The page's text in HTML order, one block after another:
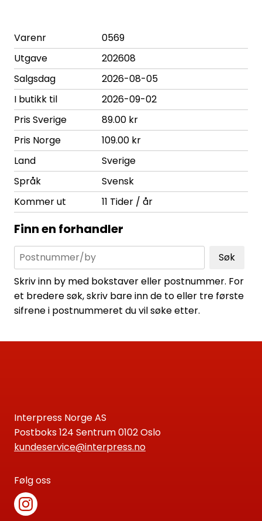
Varenr
0569
Utgave
202608
Salgsdag
2026-08-05
I butikk til
2026-09-02
Pris Sverige
89.00 kr
Pris Norge
109.00 kr
Land
Sverige
Språk
Svensk
Kommer ut
11 Tider / år
Finn en forhandler
Søk
Skriv inn by med bokstaver eller postnummer. For
et bredere søk, skriv bare inn de to eller tre første
sifrene i postnummeret du vil søke etter.
Interpress Norge AS
Postboks 124 Sentrum 0102 Oslo
kundeservice@interpress.no
Følg oss